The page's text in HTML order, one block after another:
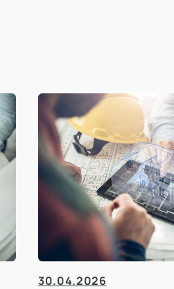
30.04.2026